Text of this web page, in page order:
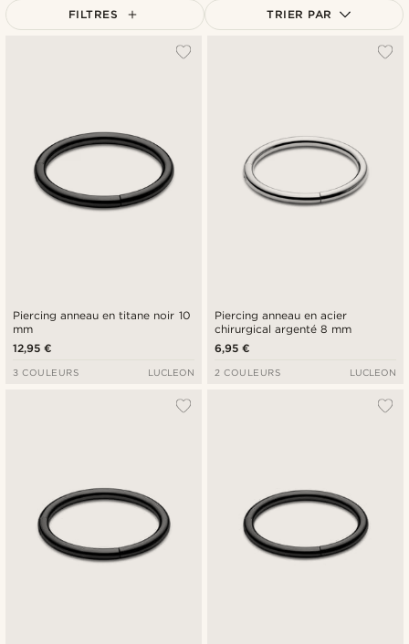
FILTRES TRIER PAR
Piercing anneau en titane noir 10
mm
12,95 €
3 COULEURS LUCLEON
Piercing anneau en acier
chirurgical argenté 8 mm
6,95 €
2 COULEURS LUCLEON